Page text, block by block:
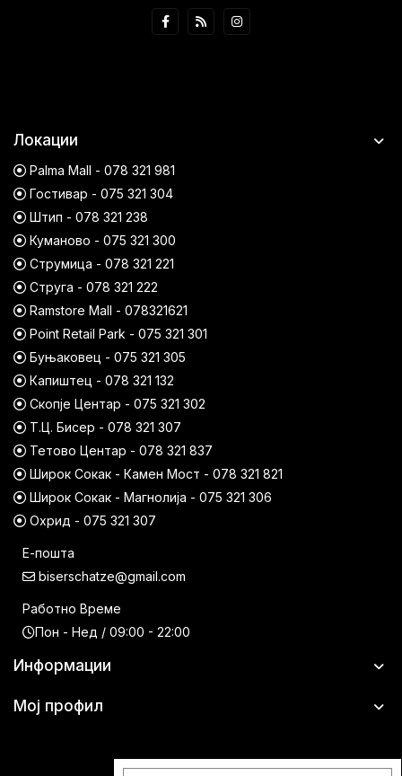
Локации
Palma Mall - 078 321 981
Гостивар - 075 321 304
Штип - 078 321 238
Куманово - 075 321 300
Струмица - 078 321 221
Струга - 078 321 222
Ramstore Mall - 078321621
Point Retail Park - 075 321 301
Буњаковец - 075 321 305
Капиштец - 078 321 132
Скопје Центар - 075 321 302
Т.Ц. Бисер - 078 321 307
Тетово Центар - 078 321 837
Широк Сокак - Камен Мост - 078 321 821
Широк Сокак - Магнолија - 075 321 306
Охрид - 075 321 307
Е-пошта
biserschatze@gmail.com
Работно Време
Пон - Нед / 09:00 - 22:00
Информации
Мој профил